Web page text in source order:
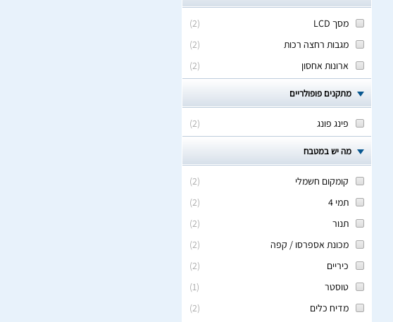
(
2
)
מסך LCD
(
2
)
מגבות רחצה רכות
(
2
) ארונות אחסון
מתקנים פופולריים
(
2
) פינג פונג
מה יש במטבח
(
2
)
קומקום חשמלי
(
2
)
תמי 4
(
2
)
תנור
(
2
)
מכונת אספרסו / קפה
(
2
)
כיריים
(
1
)
טוסטר
(
2
)
מדיח כלים